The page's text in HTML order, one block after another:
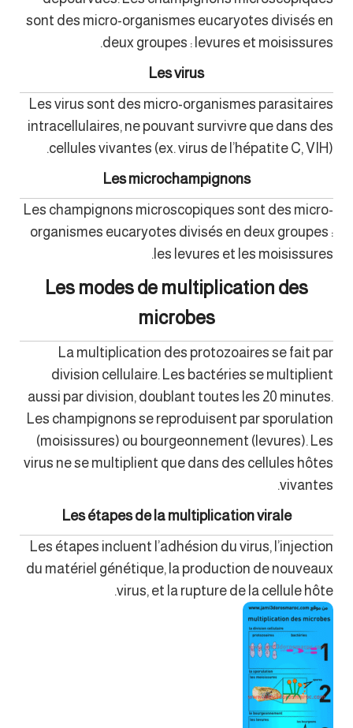
sont des micro-organismes eucaryotes divisés en
deux groupes : levures et moisissures.
Les virus
Les virus sont des micro-organismes parasitaires
intracellulaires, ne pouvant survivre que dans des
cellules vivantes (ex. virus de l’hépatite C, VIH).
Les microchampignons
Les champignons microscopiques sont des micro-
organismes eucaryotes divisés en deux groupes :
les levures et les moisissures.
Les modes de multiplication des
microbes
La multiplication des protozoaires se fait par
division cellulaire. Les bactéries se multiplient
aussi par division, doublant toutes les 20 minutes.
Les champignons se reproduisent par sporulation
(moisissures) ou bourgeonnement (levures). Les
virus ne se multiplient que dans des cellules hôtes
vivantes.
Les étapes de la multiplication virale
Les étapes incluent l’adhésion du virus, l’injection
du matériel génétique, la production de nouveaux
virus, et la rupture de la cellule hôte.